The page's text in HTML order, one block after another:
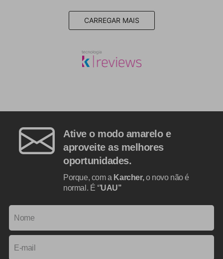
CARREGAR MAIS
Ative o modo amarelo e
aproveite as melhores
oportunidades.
Porque, com a Karcher,o novo não é
normal. É ‘’UAU’’